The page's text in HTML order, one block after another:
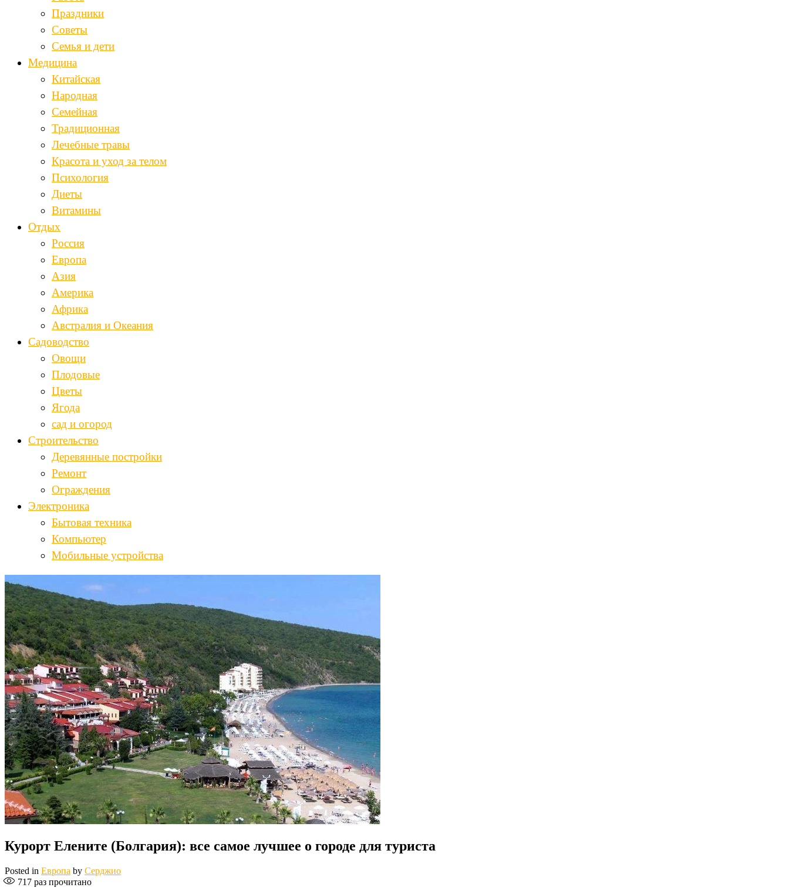
Праздники
Советы
Семья и дети
Медицина
Китайская
Народная
Семейная
Традиционная
Лечебные травы
Красота и уход за телом
Психология
Диеты
Витамины
Отдых
Россия
Европа
Азия
Америка
Африка
Австралия и Океания
Садоводство
Овощи
Плодовые
Цветы
Ягода
сад и огород
Строительство
Деревянные постройки
Ремонт
Ограждения
Электроника
Бытовая техника
Компьютер
Мобильные устройства
Курорт Елените (Болгария): все самое лучшее о городе для туриста
Posted in Европа by Серджио
717 раз прочитано